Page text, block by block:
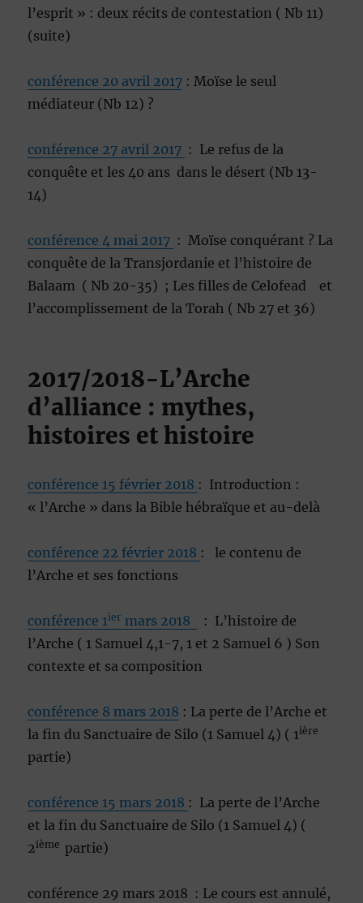
l’esprit » : deux récits de contestation ( Nb 11)
(suite)
conférence 20 avril 2017 : Moïse le seul
médiateur (Nb 12) ?
conférence 27 avril 2017 : Le refus de la
conquête et les 40 ans dans le désert (Nb 13-
14)
conférence 4 mai 2017 : Moïse conquérant ? La
conquête de la Transjordanie et l’histoire de
Balaam ( Nb 20-35) ; Les filles de Celofead et
l’accomplissement de la Torah ( Nb 27 et 36)
2017/2018-L’Arche
d’alliance : mythes,
histoires et histoire
conférence 15 février 2018 : Introduction :
« l’Arche » dans la Bible hébraïque et au-delà
conférence 22 février 2018 : le contenu de
l’Arche et ses fonctions
conférence 1ier mars 2018
: L’histoire de
l’Arche ( 1 Samuel 4,1-7, 1 et 2 Samuel 6 ) Son
contexte et sa composition
conférence 8 mars 2018 : La perte de l’Arche et
la fin du Sanctuaire de Silo (1 Samuel 4) ( 1ière
partie)
conférence 15 mars 2018 : La perte de l’Arche
et la fin du Sanctuaire de Silo (1 Samuel 4) (
2ièmepartie)
conférence 29 mars 2018 : Le cours est annulé,